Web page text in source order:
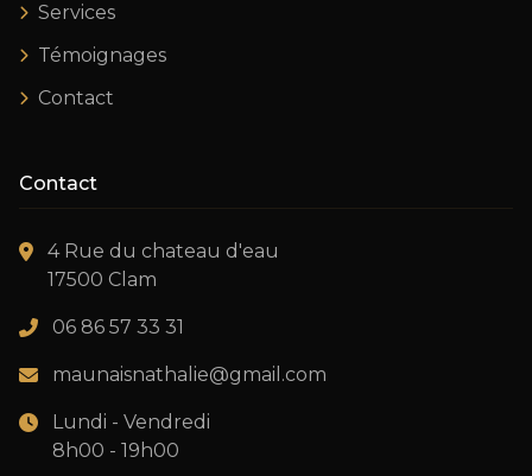
Services
Témoignages
Contact
Contact
4 Rue du chateau d'eau
17500 Clam
06 86 57 33 31
maunaisnathalie@gmail.com
Lundi - Vendredi
8h00 - 19h00